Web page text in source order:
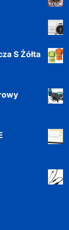
S Żółta